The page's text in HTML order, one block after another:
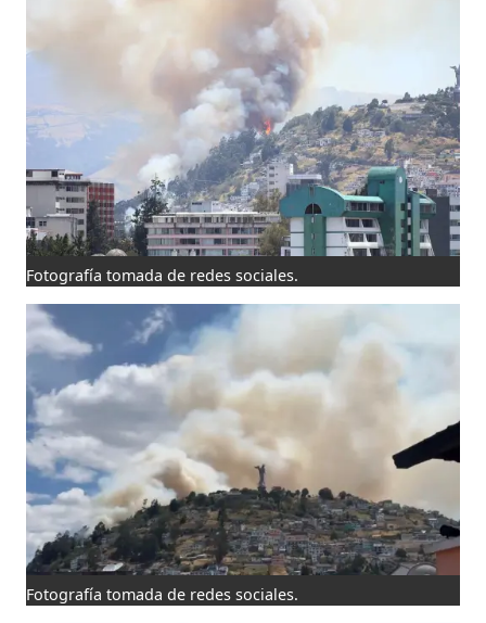
Fotografía tomada de redes sociales.
Fotografía tomada de redes sociales.